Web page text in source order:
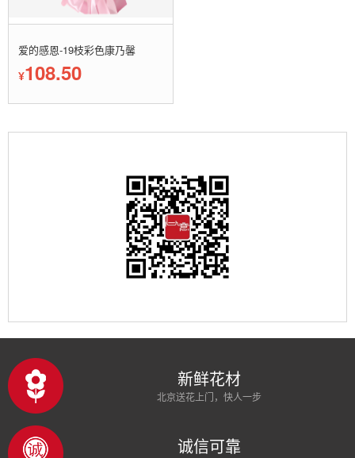
爱的感恩-19枝彩色康乃馨
¥108.50
新鲜花材
北京送花上门，快人一步
诚信可靠